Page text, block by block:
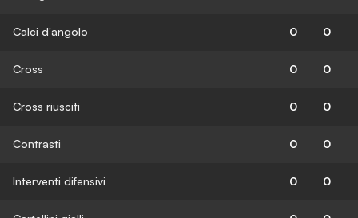
Calci d'angolo 0 0
Cross 0 0
Cross riusciti 0 0
Contrasti 0 0
Interventi difensivi 0 0